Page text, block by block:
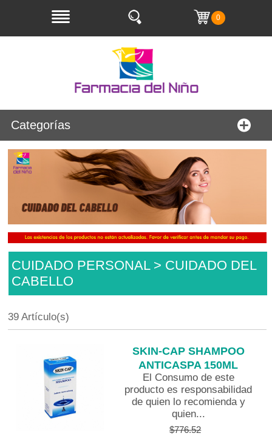
0
Categorías
CUIDADO PERSONAL > CUIDADO DEL
CABELLO
39 Artículo(s)
SKIN-CAP SHAMPOO
ANTICASPA 150ML
El Consumo de este
producto es responsabilidad
de quien lo recomienda y
quien...
$776.52